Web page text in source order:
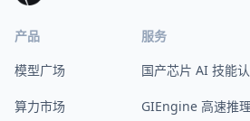
产品
模型广场
算力市场
服务
国产芯片 AI 技能
GIEngine 高速推